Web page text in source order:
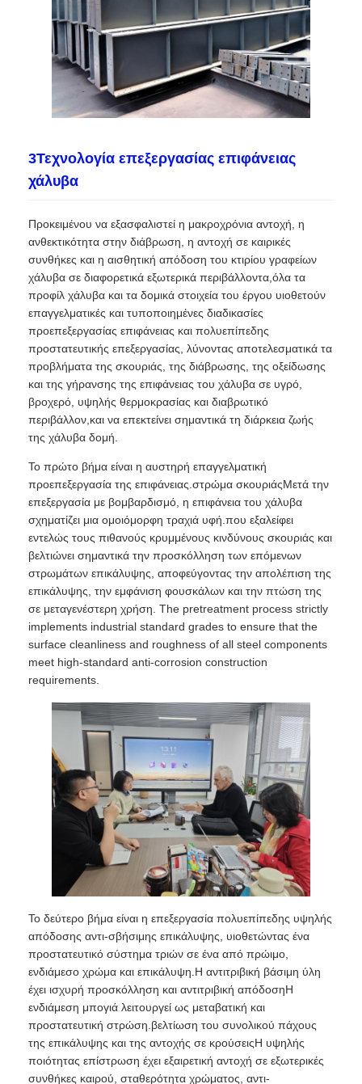
3Τεχνολογία επεξεργασίας επιφάνειας
χάλυβα
Προκειμένου να εξασφαλιστεί η μακροχρόνια αντοχή, η
ανθεκτικότητα στην διάβρωση, η αντοχή σε καιρικές
συνθήκες και η αισθητική απόδοση του κτιρίου γραφείων
χάλυβα σε διαφορετικά εξωτερικά περιβάλλοντα,όλα τα
προφίλ χάλυβα και τα δομικά στοιχεία του έργου υιοθετούν
επαγγελματικές και τυποποιημένες διαδικασίες
προεπεξεργασίας επιφάνειας και πολυεπίπεδης
προστατευτικής επεξεργασίας, λύνοντας αποτελεσματικά τα
προβλήματα της σκουριάς, της διάβρωσης, της οξείδωσης
και της γήρανσης της επιφάνειας του χάλυβα σε υγρό,
βροχερό, υψηλής θερμοκρασίας και διαβρωτικό
περιβάλλον,και να επεκτείνει σημαντικά τη διάρκεια ζωής
της χάλυβα δομή.
Το πρώτο βήμα είναι η αυστηρή επαγγελματική
προεπεξεργασία της επιφάνειας.στρώμα σκουριάςΜετά την
επεξεργασία με βομβαρδισμό, η επιφάνεια του χάλυβα
σχηματίζει μια ομοιόμορφη τραχιά υφή.που εξαλείφει
εντελώς τους πιθανούς κρυμμένους κινδύνους σκουριάς και
βελτιώνει σημαντικά την προσκόλληση των επόμενων
στρωμάτων επικάλυψης, αποφεύγοντας την απολέπιση της
επικάλυψης, την εμφάνιση φουσκάλων και την πτώση της
σε μεταγενέστερη χρήση. The pretreatment process strictly
implements industrial standard grades to ensure that the
surface cleanliness and roughness of all steel components
meet high-standard anti-corrosion construction
requirements.
Το δεύτερο βήμα είναι η επεξεργασία πολυεπίπεδης υψηλής
απόδοσης αντι-σβήσιμης επικάλυψης, υιοθετώντας ένα
προστατευτικό σύστημα τριών σε ένα από πρώιμο,
ενδιάμεσο χρώμα και επικάλυψη.Η αντιτριβική βάσιμη ύλη
έχει ισχυρή προσκόλληση και αντιτριβική απόδοσηΗ
ενδιάμεση μπογιά λειτουργεί ως μεταβατική και
προστατευτική στρώση.βελτίωση του συνολικού πάχους
της επικάλυψης και της αντοχής σε κρούσειςΗ υψηλής
ποιότητας επίστρωση έχει εξαιρετική αντοχή σε εξωτερικές
συνθήκες καιρού, σταθερότητα χρώματος, αντι-